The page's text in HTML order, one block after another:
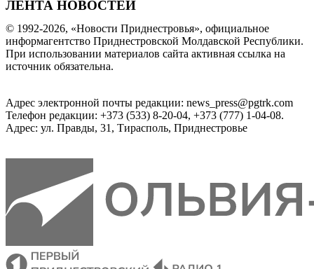
ЛЕНТА НОВОСТЕЙ
© 1992-2026, «Новости Приднестровья», официальное
информагентство Приднестровской Молдавской Республики.
При использовании материалов сайта активная ссылка на
источник обязательна.
Адрес электронной почты редакции: news_press@pgtrk.com
Телефон редакции: +373 (533) 8-20-04, +373 (777) 1-04-08.
Адрес: ул. Правды, 31, Тирасполь, Приднестровье